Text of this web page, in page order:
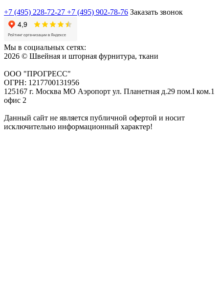
+7 (495) 228-72-27 +7 (495) 902-78-76 Заказать звонок
Мы в социальных сетях:
2026 © Швейная и шторная фурнитура, ткани
ООО "ПРОГРЕСС"
ОГРН: 1217700131956
125167 г. Москва МО Аэропорт ул. Планетная д.29 пом.I ком.1
офис 2
Данный сайт не является публичной офертой и носит
исключительно информационный характер!